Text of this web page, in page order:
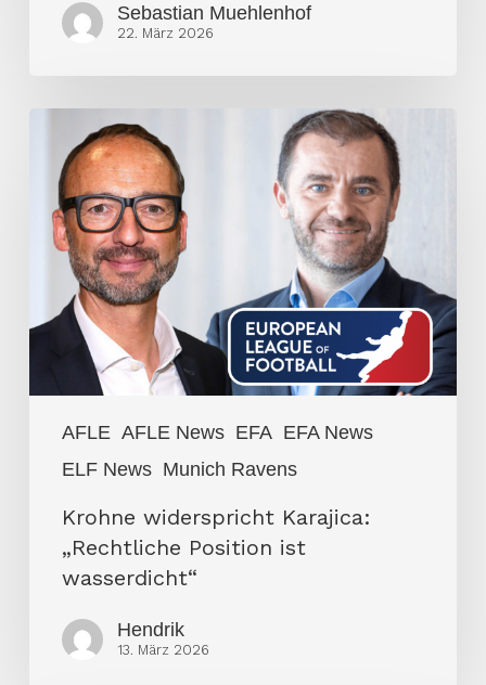
Sebastian Muehlenhof
22. März 2026
AFLE AFLE News EFA EFA News
ELF News Munich Ravens
widerspricht
Karajica:
„Rechtliche
Position
wasserdicht“
Krohne widerspricht Karajica:
„Rechtliche Position ist
wasserdicht“
Hendrik
13. März 2026